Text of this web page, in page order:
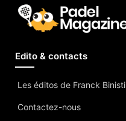
Edito & contacts
Les éditos de Franck Binisti
Contactez-nous